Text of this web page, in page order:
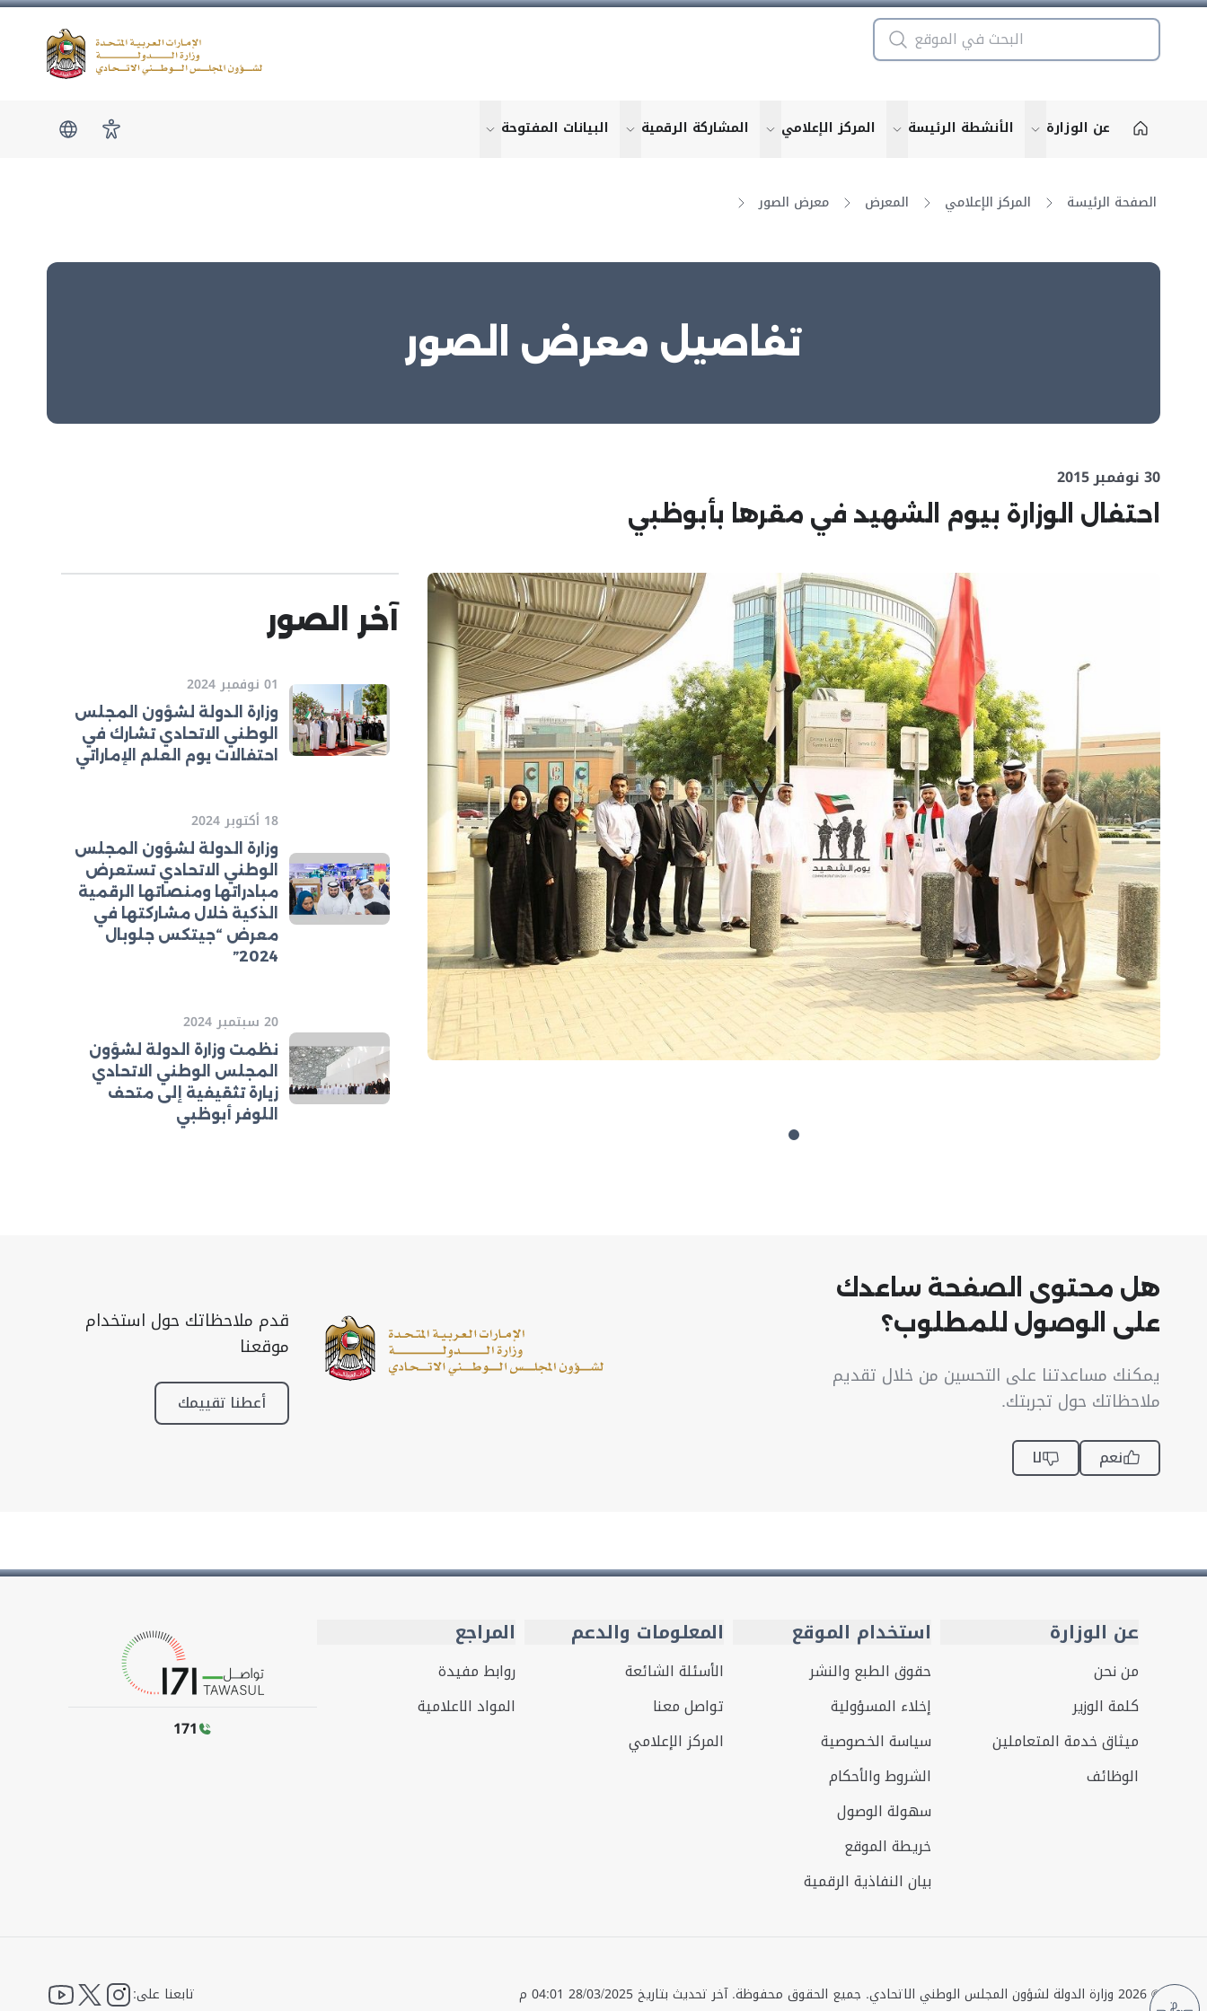
عن الوزارة show submenu for "More"
الأنشطة الرئيسة show submenu for "More"
المركز الإعلامي show submenu for "More"
المشاركة الرقمية show submenu for "More"
البيانات المفتوحة show submenu for "More" امكانية الوصول
الصفحة الرئيسة المركز الإعلامي المعرض معرض الصور
تفاصيل معرض الصور
30 نوفمبر 2015
احتفال الوزارة بيوم الشهيد في مقرها بأبوظبي
آخر الصور
01 نوفمبر 2024
وزارة الدولة لشؤون المجلس
الوطني الاتحادي تشارك في
احتفالات يوم العلم الإماراتي
18 أكتوبر 2024
وزارة الدولة لشؤون المجلس
الوطني الاتحادي تستعرض
مبادراتها ومنصاتها الرقمية
الذكية خلال مشاركتها في
معرض “جيتكس جلوبال
2024”
20 سبتمبر 2024
نظمت وزارة الدولة لشؤون
المجلس الوطني الاتحادي
زيارة تثقيفية إلى متحف
اللوفر أبوظبي
هل محتوى الصفحة ساعدك
على الوصول للمطلوب؟
يمكنك مساعدتنا على التحسين من خلال تقديم
ملاحظاتك حول تجربتك.
نعم لا
قدم ملاحظاتك حول استخدام
موقعنا
أعطنا تقييمك
عن الوزارة
من نحن
كلمة الوزير
ميثاق خدمة المتعاملين
الوظائف
استخدام الموقع
حقوق الطبع والنشر
إخلاء المسؤولية
سياسة الخصوصية
الشروط والأحكام
سهولة الوصول
خريطة الموقع
بيان النفاذية الرقمية
المعلومات والدعم
الأسئلة الشائعة
تواصل معنا
المركز الإعلامي
المراجع
روابط مفيدة
المواد الاعلامية
171
©
2026 وزارة الدولة لشؤون المجلس الوطني الاتحادي. جميع الحقوق محفوظة.آخر تحديث بتاريخ28/03/2025 04:01 م تابعنا على: instagram
twitter